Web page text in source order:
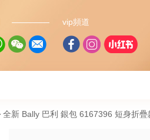
vip頻道
全新 Bally 巴利 銀包 6167396 短身折疊